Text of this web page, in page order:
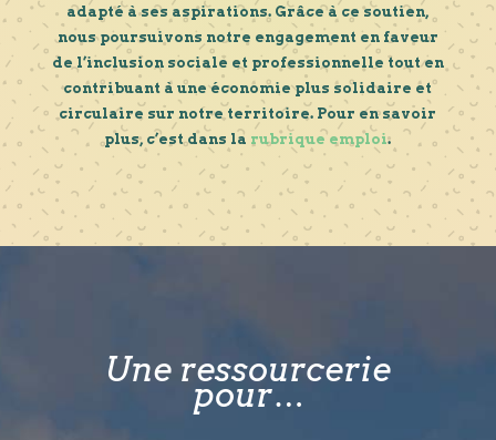
adapté à ses aspirations. Grâce à ce soutien,
nous poursuivons notre engagement en faveur
de l’inclusion sociale et professionnelle tout en
contribuant à une économie plus solidaire et
circulaire sur notre territoire. Pour en savoir
plus, c’est dans la rubrique emploi.
Une ressourcerie
pour…